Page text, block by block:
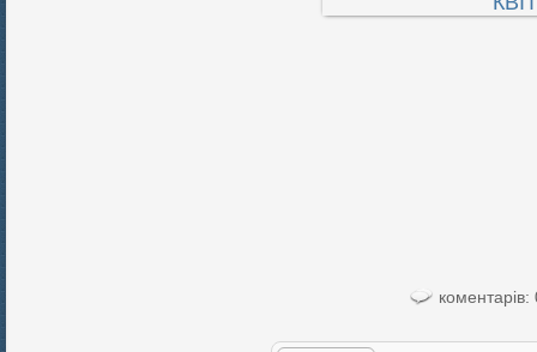
коментарів: